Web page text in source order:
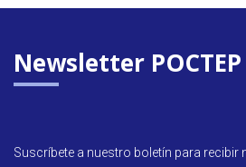
Newsletter POCTEP
Suscríbete a nuestro boletín para recibir